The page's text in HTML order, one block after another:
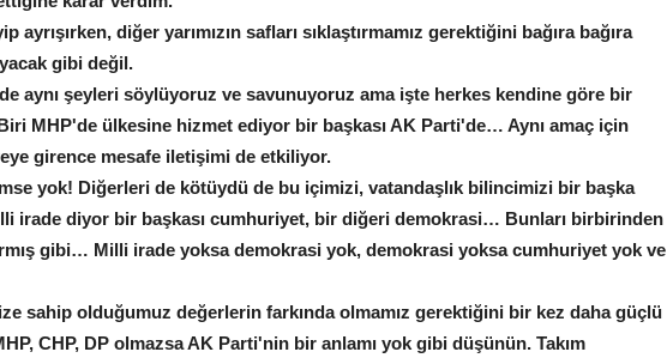
ayrışırken, diğer yarımızın safları sıklaştırmamız gerektiğini bağıra bağıra
gibi değil.
aynı şeyleri söylüyoruz ve savunuyoruz ama işte herkes kendine göre bir
MHP'de ülkesine hizmet ediyor bir başkası AK Parti'de… Aynı amaç için
girence mesafe iletişimi de etkiliyor.
yok! Diğerleri de kötüydü de bu içimizi, vatandaşlık bilincimizi bir başka
irade diyor bir başkası cumhuriyet, bir diğeri demokrasi… Bunları birbirinden
gibi… Milli irade yoksa demokrasi yok, demokrasi yoksa cumhuriyet yok ve
sahip olduğumuz değerlerin farkında olmamız gerektiğini bir kez daha güçlü
CHP, DP olmazsa AK Parti'nin bir anlamı yok gibi düşünün. Takım